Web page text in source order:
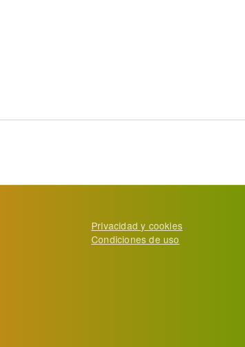
Privacidad y cookies
Condiciones de uso